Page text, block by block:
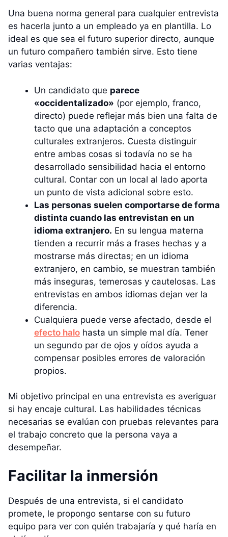
Una buena norma general para cualquier entrevista
es hacerla junto a un empleado ya en plantilla. Lo
ideal es que sea el futuro superior directo, aunque
un futuro compañero también sirve. Esto tiene
varias ventajas:
Un candidato que parece
«occidentalizado» (por ejemplo, franco,
directo) puede reflejar más bien una falta de
tacto que una adaptación a conceptos
culturales extranjeros. Cuesta distinguir
entre ambas cosas si todavía no se ha
desarrollado sensibilidad hacia el entorno
cultural. Contar con un local al lado aporta
un punto de vista adicional sobre esto.
Las personas suelen comportarse de forma
distinta cuando las entrevistan en un
idioma extranjero. En su lengua materna
tienden a recurrir más a frases hechas y a
mostrarse más directas; en un idioma
extranjero, en cambio, se muestran también
más inseguras, temerosas y cautelosas. Las
entrevistas en ambos idiomas dejan ver la
diferencia.
Cualquiera puede verse afectado, desde el
efecto halo hasta un simple mal día. Tener
un segundo par de ojos y oídos ayuda a
compensar posibles errores de valoración
propios.
Mi objetivo principal en una entrevista es averiguar
si hay encaje cultural. Las habilidades técnicas
necesarias se evalúan con pruebas relevantes para
el trabajo concreto que la persona vaya a
desempeñar.
Facilitar la inmersión
Después de una entrevista, si el candidato
promete, le propongo sentarse con su futuro
equipo para ver con quién trabajaría y qué haría en